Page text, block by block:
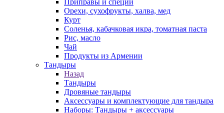
Приправы и специи
Орехи, сухофрукты, халва, мед
Курт
Соленья, кабачковая икра, томатная паста
Рис, масло
Чай
Продукты из Армении
Тандыры
Назад
Тандыры
Дровяные тандыры
Аксессуары и комплектующие для тандыра
Наборы: Тандыры + аксессуары